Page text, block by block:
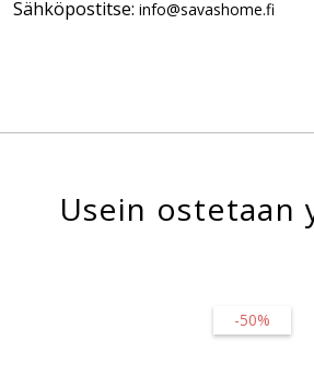
Sähköpostitse: info@savashome.fi
Usein ostetaan
-50%